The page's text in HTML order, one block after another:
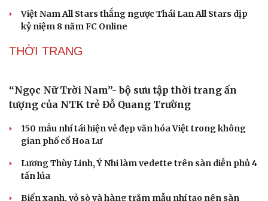
Team Flash xuất quân chinh phục eSports World
Cup với mũi đinh ba HOK-PUBG-Cờ vua
Chia tay World Cup, Cristiano Ronaldo đồng hành
eSports World Cup 2026 tại Paris
of Legends tại ENC 2026
World Cup 2026 tại Paris
kỷ niệm 8 năm FC Online